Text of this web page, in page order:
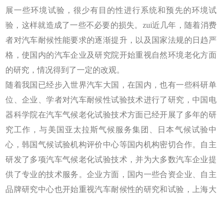
展一些环境试验，很少有目的性进行系统和预先的环境试
验，这样就造成了一些不必要的损失。zui近几年，随着消费
者对汽车耐候性能要求的逐渐提升，以及国家法规的日趋严
格，使国内的汽车企业及研究院开始重视自然环境老化方面
的研究，情况得到了一定的改观。
随着我国已经步入世界汽车大国，在国内，也有一些科研单
位、企业、学者对汽车耐候性试验技术进行了研究，中国电
器科学院在汽车气候老化试验技术方面已经开展了多年的研
究工作，与美国亚太拉斯气候服务集团、日本气候试验中
心，韩国气候试验机构评价中心等国内机构密切合作。自主
研发了多项汽车气候老化试验技术，并为大多数汽车企业提
供了专业的技术服务。企业方面，国内一些合资企业、自主
品牌研究中心也开始重视汽车耐候性的研究和试验，上海大